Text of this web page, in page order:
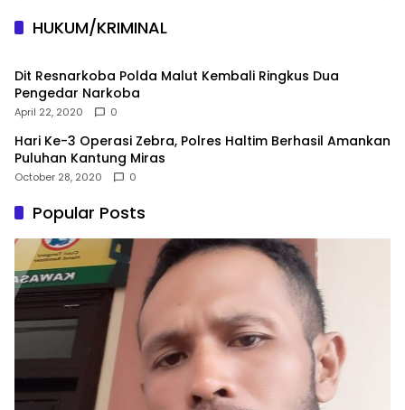
HUKUM/KRIMINAL
Dit Resnarkoba Polda Malut Kembali Ringkus Dua
Pengedar Narkoba
April 22, 2020 0
Hari Ke-3 Operasi Zebra, Polres Haltim Berhasil Amankan
Puluhan Kantung Miras
October 28, 2020 0
Popular Posts